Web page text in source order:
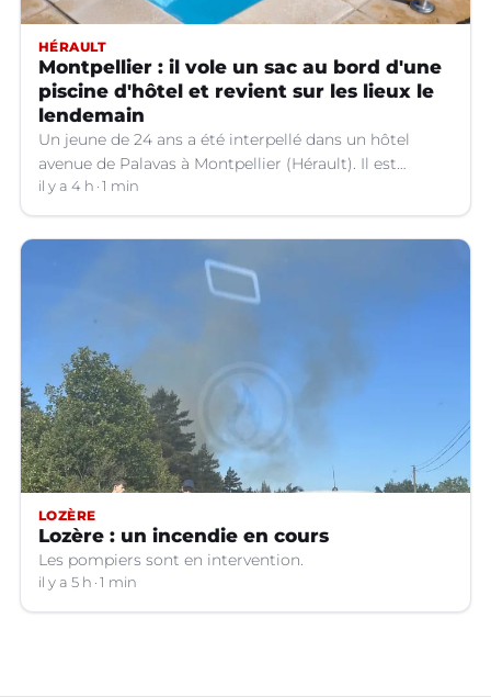
HÉRAULT
Montpellier : il vole un sac au bord d'une
piscine d'hôtel et revient sur les lieux le
lendemain
Un jeune de 24 ans a été interpellé dans un hôtel
avenue de Palavas à Montpellier (Hérault). Il est
suspecté d'avoir volé le sac d'une cliente.
il y a 4 h 1 min
LOZÈRE
Lozère : un incendie en cours
Les pompiers sont en intervention.
il y a 5 h 1 min